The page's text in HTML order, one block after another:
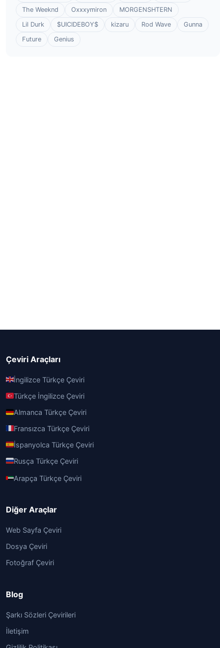
The Weeknd
Oxxxymiron
MORGENSHTERN
Lil Durk
$UICIDEBOY$ kizaru Rod Wave
Gunna
Future
Genius
Çeviri Araçları
İngilizce Türkçe Çeviri
Türkçe İngilizce Çeviri
Almanca Türkçe Çeviri
Fransızca Türkçe Çeviri
İspanyolca Türkçe Çeviri
Rusça Türkçe Çeviri
Arapça Türkçe Çeviri
Diğer Araçlar
Web Sayfa Çeviri
Dosya Çeviri
Fotoğraf Çeviri
Blog
Şarkı Sözleri Çevirileri
İletişim